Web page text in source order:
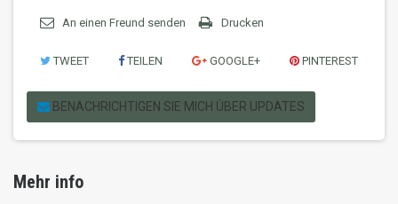
An einen Freund senden Drucken
TWEET TEILEN GOOGLE+ PINTEREST
BENACHRICHTIGEN SIE MICH ÜBER UPDATES
Mehr info